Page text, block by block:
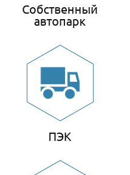
Собственный
автопарк
ПЭК